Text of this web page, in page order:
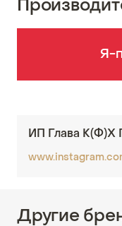
Я-
ИП Глава К(Ф)Х
Другие